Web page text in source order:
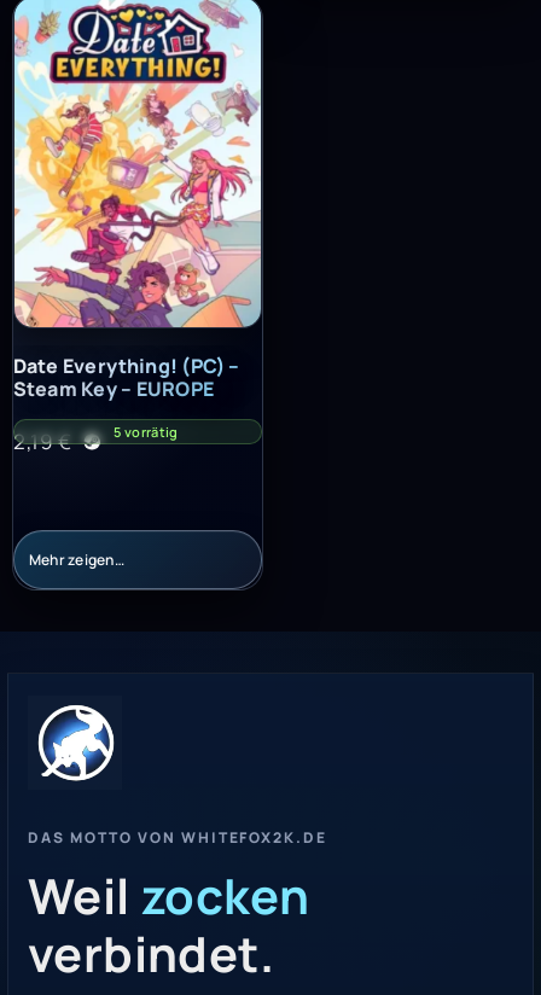
Date Everything! (PC) – Steam Key – EUROPE
Date Everything! (PC) –
Steam Key – EUROPE
2,19€ 5 vorrätig
Mehr zeigen…
DAS MOTTO VON WHITEFOX2K.DE
Weil zocken
verbindet.